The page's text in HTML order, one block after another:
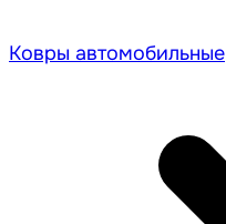
Ковры автомобильные